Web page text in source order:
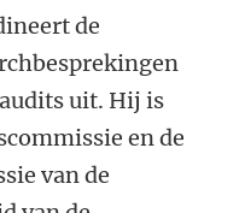
de
uit. Hij is
en de
van de